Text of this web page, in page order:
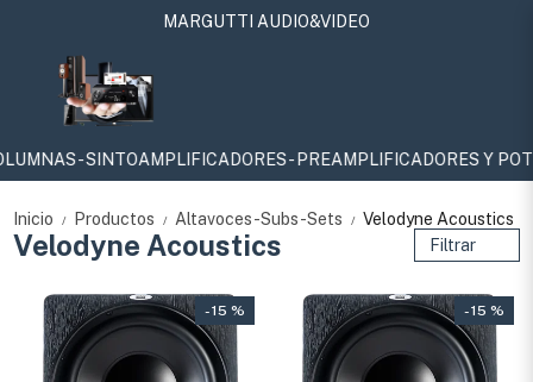
MARGUTTI AUDIO&VIDEO
- SINTOAMPLIFICADORES - PREAMPLIFICADORES Y
Inicio / Productos / Altavoces-Subs-Sets / Velodyne Acoustics
Velodyne Acoustics Filtrar
- 15 % - 15 %